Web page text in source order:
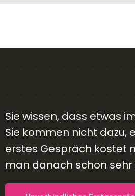
Sie wissen, dass etwas
Sie kommen nicht dazu,
erstes Gespräch kostet
man danach schon sehr